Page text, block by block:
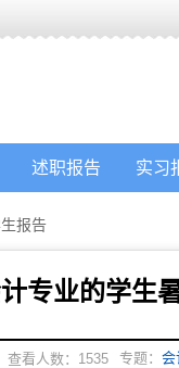
述职报告 实习
报告
专业的学生
查看人数： 1535 专题： 会